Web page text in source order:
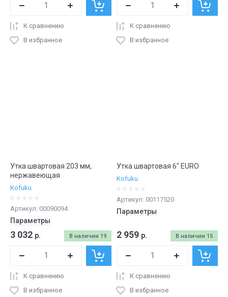
К сравнению
В избранное
К сравнению
В избранное
Утка швартовая 203 мм,
нержавеющая
Kofuku
Артикул: 00090094
Параметры
В наличии 19
3 032 р.
К сравнению
В избранное
Утка швартовая 6" EURO
Kofuku
Артикул: 00117520
Параметры
В наличии 15
2 959 р.
К сравнению
В избранное